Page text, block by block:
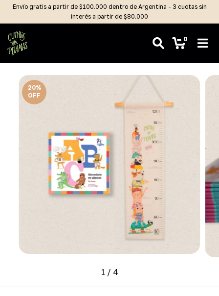
Envío gratis a partir de $100.000 dentro de Argentina - 3 cuotas sin
interés a partir de $80.000
0
20%
OFF
1 / 4